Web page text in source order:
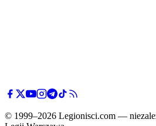
© 1999–2026 Legionisci.com —